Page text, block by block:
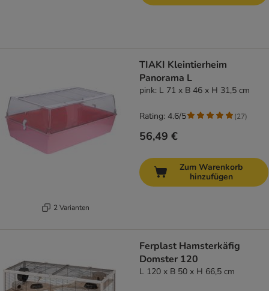
2 Varianten
TIAKI Kleintierheim
Panorama L
pink: L 71 x B 46 x H 31,5 cm
56,49 €
Rating: 4.6/5 (27)
Zum Warenkorb
hinzufügen
Ferplast Hamsterkäfig
Domster 120
L 120 x B 50 x H 66,5 cm